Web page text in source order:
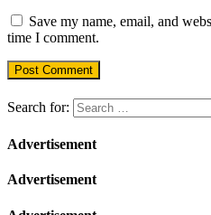
Save my name, email, and
time I comment.
Search for:
Advertisement
Advertisement